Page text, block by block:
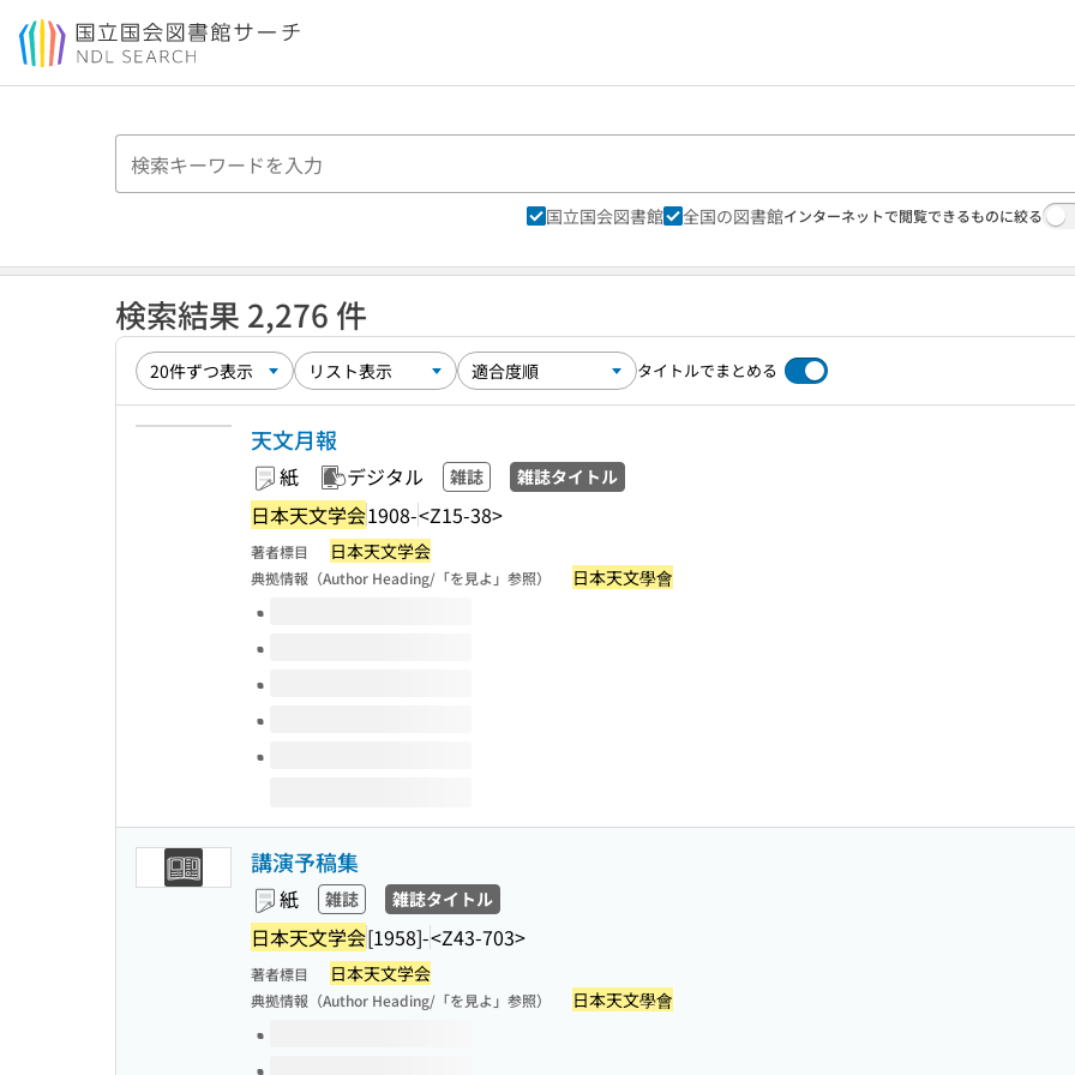
本文へ移動
国立国会図書館 全国の図書館インターネットで閲覧できるものに絞る
検索結果 2,276 件
タイトルでまとめる
天文月報
紙 デジタル 雑誌 雑誌タイトル
日本天文学会1908-<Z15-38>
著者標目 日本天文学会
典拠情報（Author Heading/「を見よ」参照） 日本天文學會
このタイトルの巻号
講演予稿集
紙 雑誌 雑誌タイトル
日本天文学会[1958]-<Z43-703>
著者標目 日本天文学会
典拠情報（Author Heading/「を見よ」参照） 日本天文學會
このタイトルの巻号